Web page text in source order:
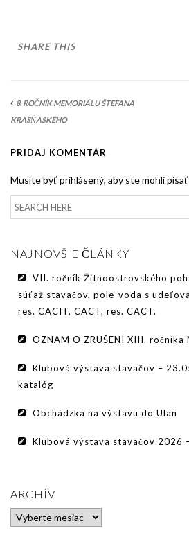
CHOVATEĽSKÉ STANICE
OČAKÁVANÉ VRHY NDS V
PUDELPOINTER
ŠTANDARD
CHOVNÉ PSY
CHOVNÉ SUKY
CHOVATEĽSKÉ STANICE
OČAKÁVANÉ VRHY PP V
AKCIE
STAVAČOV „MEMORIÁL B.
SKÚŠKY
SHARE THIS
8. ROČNÍK MEMORIÁLU ŠTEFANA
KRASŇASKÉHO
PRIDAJ KOMENTÁR
Musíte byť prihlásený, aby ste mohli
NAJNOVŠIE ČLÁNKY
VII. ročník Žitnoostrovského
súťaž stavačov, pole-voda s
res. CACIT, CACT, res. CACT.
OZNAM O ZRUŠENÍ XIII. ročníka
Klubová výstava stavačov –
katalóg
Obchádzka na výstavu do Ulan
Klubová výstava stavačov 2026
ARCHÍV
Archív